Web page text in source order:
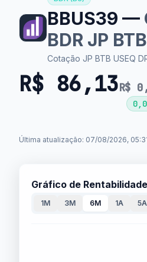
BBUS39 —
BDR JP
Cotação JP BTB USEQ
R$ 86,13R$
Última atualização: 07/08/2026,
Gráfico de Rentabilidade
1M 3M 6M 1A 5A